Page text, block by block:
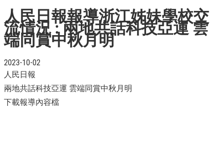
人民日報報導浙江姊妹學校交
流情況 : 兩地共話科技亞運 雲
端同賞中秋月明
2023-10-02
人民日報
兩地共話科技亞運 雲端同賞中秋月明
下載報導內容檔